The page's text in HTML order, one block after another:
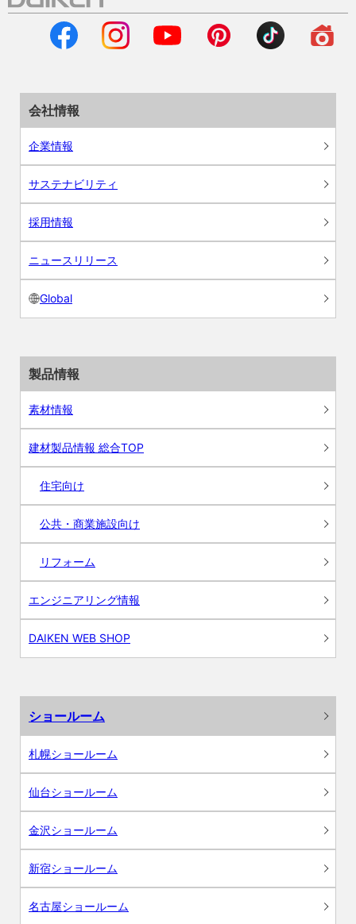
会社情報
企業情報
サステナビリティ
採用情報
ニュースリリース
Global
製品情報
素材情報
建材製品情報 総合TOP
住宅向け
公共・商業施設向け
リフォーム
エンジニアリング情報
DAIKEN WEB SHOP
ショールーム
札幌ショールーム
仙台ショールーム
金沢ショールーム
新宿ショールーム
名古屋ショールーム